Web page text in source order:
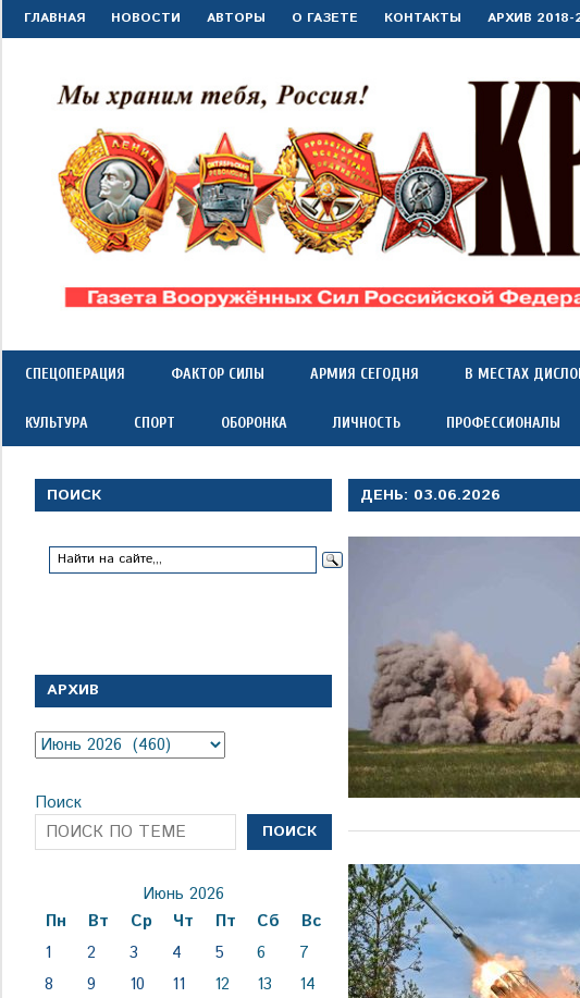
Перейти
к
ГЛАВНАЯ НОВОСТИ АВТОРЫ О ГАЗЕТЕ КОНТАКТЫ АРХИВ 2018-
"Красная
звезда"
Вооружённых
Сил
Федерации
*
1
1924
года
СПЕЦОПЕРАЦИЯ ФАКТОР СИЛЫ АРМИЯ СЕГОДНЯ В МЕСТАХ
КУЛЬТУРА СПОРТ ОБОРОНКА ЛИЧНОСТЬ ПРОФЕССИОНАЛЫ
ДЕНЬ: 03.06.2026
ПОИСК
АРХИВ
Архив
Поиск
ПОИСК
Июнь 2026
Пн
Вт Ср Чт Пт Сб
Вс
1
2 3 4 5 6
7
8
9 10 11 12 13
14